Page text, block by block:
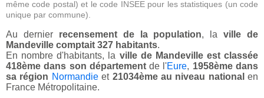
même code postal) et le code INSEE pour les statistiques (un code
unique par commune).
Au dernier recensement de la population, laville de
Mandeville comptait 327 habitants.
En nombre d'habitants, la ville de Mandeville est classée
418ème dans son départementde l'Eure, 1958ème dans
sa région Normandieet 21034ème au niveau national en
France Métropolitaine.